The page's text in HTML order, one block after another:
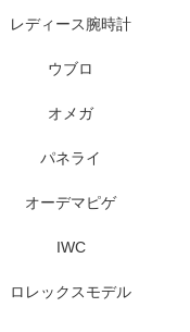
レディース腕時計
ウブロ
オメガ
パネライ
オーデマピゲ
IWC
ロレックスモデル